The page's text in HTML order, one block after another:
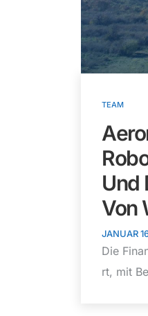
TEAM
Und
Von
JANUAR
Die
rt, mit